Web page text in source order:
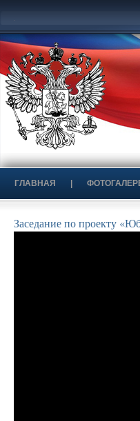
ГЛАВНАЯ
Заседание по проекту